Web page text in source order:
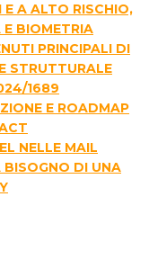
E A ALTO RISCHIO,
E BIOMETRIA
PRINCIPALI DI
STRUTTURALE
1689
E ROADMAP
NELLE MAIL
BISOGNO DI UNA